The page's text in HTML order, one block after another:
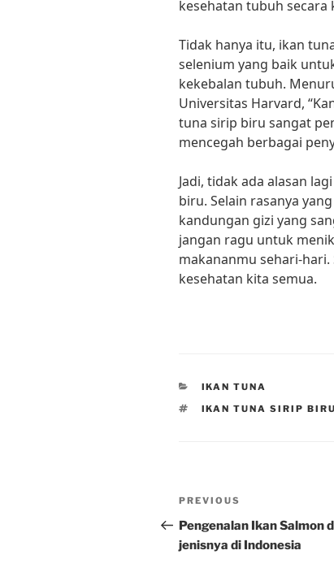
kesehatan tubuh secara
Tidak hanya itu, ikan
selenium yang baik
kekebalan tubuh.
Universitas Harvard,
tuna sirip biru sangat
mencegah berbagai
Jadi, tidak ada alasan
biru. Selain rasanya
kandungan gizi yang
jangan ragu untuk
makananmu sehari-
kesehatan kita semua.
CATEGORIES
IKAN TUNA
TAGS
IKAN TUNA SIRIP BIRU
Post
navigation
Previous
Post
PREVIOUS
Pengenalan Ikan Salmon
jenisnya di Indonesia